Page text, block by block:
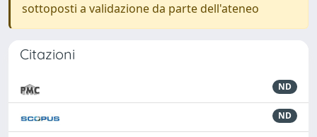
sottoposti a validazione da parte dell'ateneo
Citazioni
ND
ND